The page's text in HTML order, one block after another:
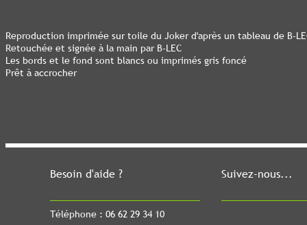
Besoin d'aide ?
Téléphone : 06 62 29 34 10
Suivez-nous...
Reproduction imprimée sur toile du Joker d'après un tableau de B-
Retouchée et signée à la main par B-LEC
Les bords et le fond sont blancs ou imprimés gris foncé
Prêt à accrocher